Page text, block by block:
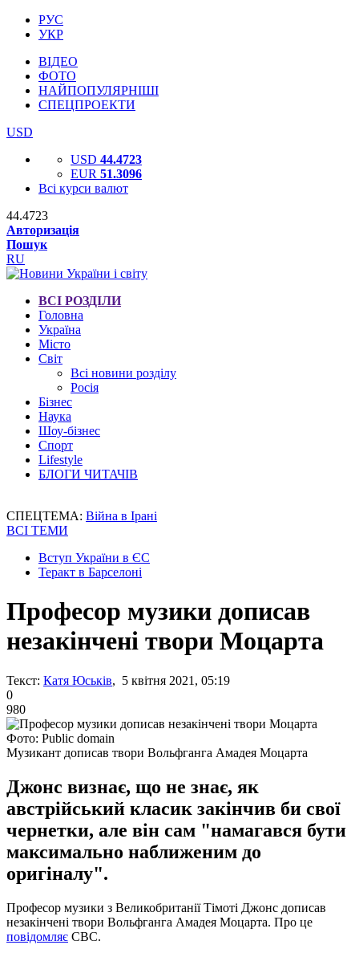
РУС
УКР
ВІДЕО
ФОТО
НАЙПОПУЛЯРНІШІ
СПЕЦПРОЕКТИ
USD
USD 44.4723
EUR 51.3096
Всі курси валют
44.4723
Авторизація
Пошук
RU
ВСІ РОЗДІЛИ
Головна
Україна
Місто
Світ
Всі новини розділу
Росія
Бізнес
Наука
Шоу-бізнес
Спорт
Lifestyle
БЛОГИ ЧИТАЧІВ
СПЕЦТЕМА: Війна в Ірані
ВСІ ТЕМИ
Вступ України в ЄС
Теракт в Барселоні
Професор музики дописав
незакінчені твори Моцарта
Текст: Катя Юськів, 5 квітня 2021, 05:19
0
980
Фото: Public domain
Музикант дописав твори Вольфганга Амадея Моцарта
Джонс визнає, що не знає, як
австрійський класик закінчив би свої
чернетки, але він сам "намагався бути
максимально наближеним до
оригіналу".
Професор музики з Великобританії Тімоті Джонс дописав
незакінчені твори Вольфганга Амадея Моцарта. Про це
повідомляє CBC.